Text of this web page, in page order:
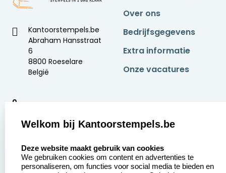
Kantoorstempels.be
Abraham Hansstraat
6
8800 Roeselare
België
9
Over ons
Bedrijfsgegevens
Extra informatie
Onze vacatures
Aanvraag op maat Contact opnemen
Welkom bij Kantoorstempels.be
Deze website maakt gebruik van cookies
We gebruiken cookies om content en advertenties te
personaliseren, om functies voor social media te bieden en